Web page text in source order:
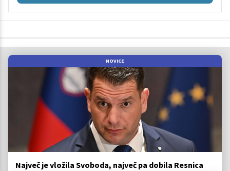
NOVICE
Največ je vložila Svoboda, največ pa dobila Resnica